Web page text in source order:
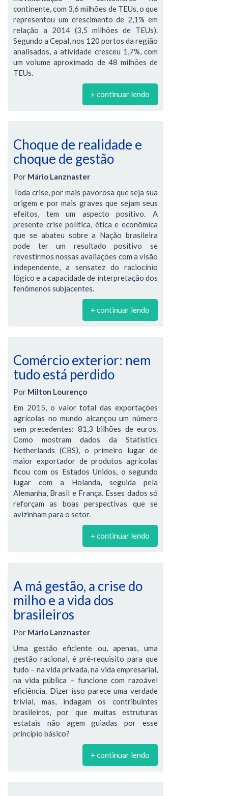
continente, com 3,6 milhões de TEUs, o que
representou um crescimento de 2,1% em
relação a 2014 (3,5 milhões de TEUs).
Segundo a Cepal, nos 120 portos da região
analisados, a atividade cresceu 1,7%, com
um volume aproximado de 48 milhões de
TEUs.
+ continuar lendo
Choque de realidade e
choque de gestão
Por Mário Lanznaster
Toda crise, por mais pavorosa que seja sua
origem e por mais graves que sejam seus
efeitos, tem um aspecto positivo. A
presente crise política, ética e econômica
que se abateu sobre a Nação brasileira
pode ter um resultado positivo se
revestirmos nossas avaliações com a visão
independente, a sensatez do raciocínio
lógico e a capacidade de interpretação dos
fenômenos subjacentes.
+ continuar lendo
Comércio exterior: nem
tudo está perdido
Por Milton Lourenço
Em 2015, o valor total das exportações
agrícolas no mundo alcançou um número
sem precedentes: 81,3 bilhões de euros.
Como mostram dados da Statistics
Netherlands (CBS), o primeiro lugar de
maior exportador de produtos agrícolas
ficou com os Estados Unidos, o segundo
lugar com a Holanda, seguida pela
Alemanha, Brasil e França. Esses dados só
reforçam as boas perspectivas que se
avizinham para o setor.
+ continuar lendo
A má gestão, a crise do
milho e a vida dos
brasileiros
Por Mário Lanznaster
Uma gestão eficiente ou, apenas, uma
gestão racional, é pré-requisito para que
tudo – na vida privada, na vida empresarial,
na vida pública – funcione com razoável
eficiência. Dizer isso parece uma verdade
trivial, mas, indagam os contribuintes
brasileiros, por que muitas estruturas
estatais não agem guiadas por esse
princípio básico?
+ continuar lendo